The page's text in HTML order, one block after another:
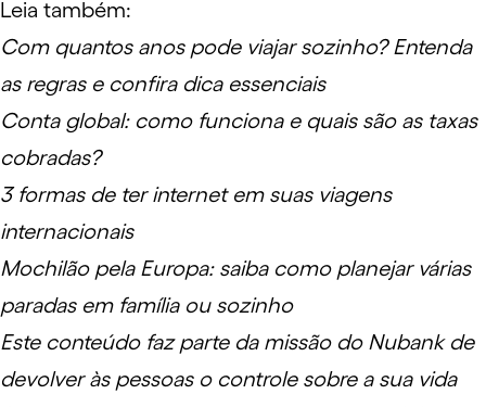
Leia também:
Com quantos anos pode viajar sozinho? Entenda
as regras e confira dica essenciais
Conta global: como funciona e quais são as taxas
cobradas?
3 formas de ter internet em suas viagens
internacionais
Mochilão pela Europa: saiba como planejar várias
paradas em família ou sozinho
Este conteúdo faz parte da missão do Nubank de
devolver às pessoas o controle sobre a sua vida